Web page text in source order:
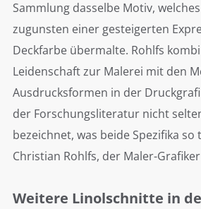
Sammlung dasselbe Motiv,
zugunsten einer gesteigerten
Deckfarbe übermalte. Rohlfs
Leidenschaft zur Malerei mit den
Ausdrucksformen in der
der Forschungsliteratur nicht
bezeichnet, was beide Spezifika
Christian Rohlfs, der Maler-
Weitere Linolschnitte in